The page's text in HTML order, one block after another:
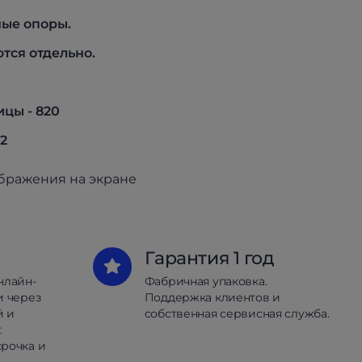
опоры.
отдельно.
- 820
на экране
через
и
и
Гарантия 1 год
Фабричная упаковка.
Поддержка клиентов и
собственная сервисная служба.